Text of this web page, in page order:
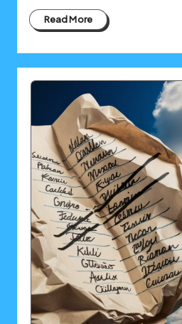
Read More